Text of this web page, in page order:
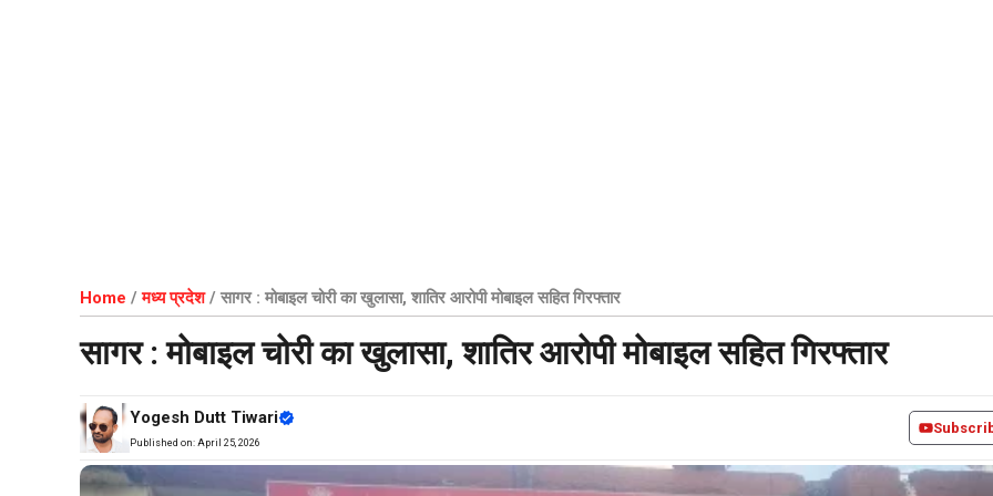
Home /मध्य प्रदेश/ सागर : मोबाइल चोरी का खुलासा, शातिर आरोपी मोबाइल सहित गिरफ्तार
सागर : मोबाइल चोरी का खुलासा, शातिर आरोपी मोबाइल सहित गिरफ्तार
Yogesh Dutt Tiwari
Published on: April 25, 2026